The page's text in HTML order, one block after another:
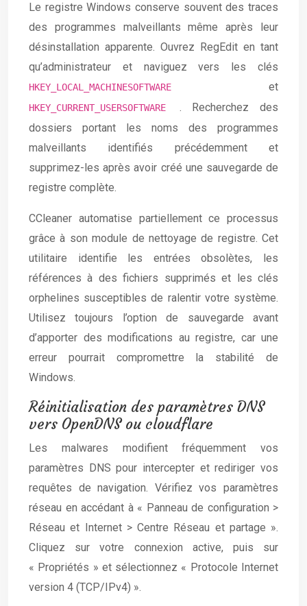
Le registre Windows conserve souvent des traces
des programmes malveillants même après leur
désinstallation apparente. Ouvrez RegEdit en tant
qu’administrateur et naviguez vers les clés
HKEY_LOCAL_MACHINESOFTWARE et
HKEY_CURRENT_USERSOFTWARE . Recherchez des
dossiers portant les noms des programmes
malveillants identifiés précédemment et
supprimez-les après avoir créé une sauvegarde de
registre complète.
CCleaner automatise partiellement ce processus
grâce à son module de nettoyage de registre. Cet
utilitaire identifie les entrées obsolètes, les
références à des fichiers supprimés et les clés
orphelines susceptibles de ralentir votre système.
Utilisez toujours l’option de sauvegarde avant
d’apporter des modifications au registre, car une
erreur pourrait compromettre la stabilité de
Windows.
Réinitialisation des paramètres DNS
vers OpenDNS ou cloudflare
Les malwares modifient fréquemment vos
paramètres DNS pour intercepter et rediriger vos
requêtes de navigation. Vérifiez vos paramètres
réseau en accédant à « Panneau de configuration >
Réseau et Internet > Centre Réseau et partage ».
Cliquez sur votre connexion active, puis sur
« Propriétés » et sélectionnez « Protocole Internet
version 4 (TCP/IPv4) ».